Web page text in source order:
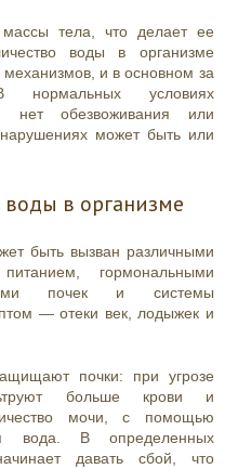
тела, что делает ее
воды в организме
и в основном за
условиях
нет обезвоживания или
может быть или
в организме
быть вызван различными
гормональными
почек и системы
— отеки век, лодыжек и
почки: при угрозе
больше крови и
мочи, с помощью
вода. В определенных
давать сбой, что